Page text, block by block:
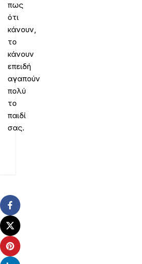
πως
ότι
κάνουν,
το
κάνουν
επειδή
αγαπούν
πολύ
το
παιδί
σας.